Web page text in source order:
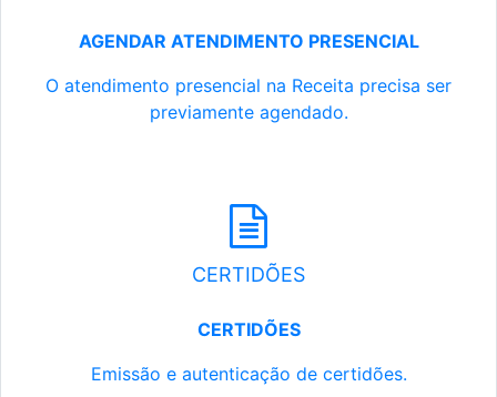
AGENDAR ATENDIMENTO PRESENCIAL
O atendimento presencial na Receita precisa ser
previamente agendado.
CERTIDÕES
CERTIDÕES
Emissão e autenticação de certidões.